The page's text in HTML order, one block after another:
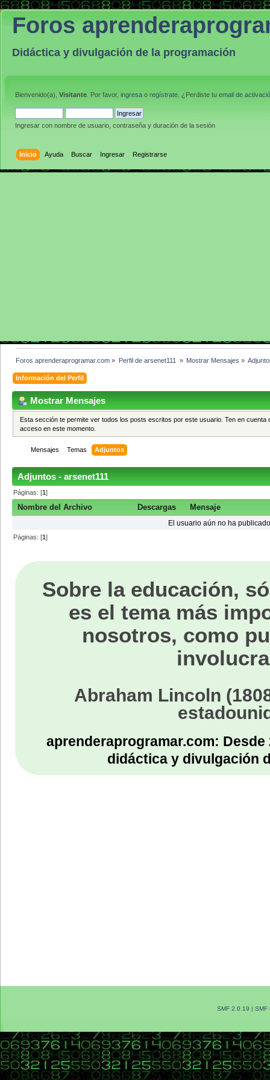
Foros
Didáctica y divulgación de la programación
Bienvenido(a), Visitante . Por favor, ingresa o regístrate . ¿Perdiste tu email de
Ingresar con nombre de usuario, contraseña y duración de la sesión
Inicio Ayuda Buscar Ingresar Registrarse
Foros aprenderaprogramar.com » Perfil de arsenet111 » Mostrar Mensajes »
Información del Perfil
Mostrar Mensajes
Esta sección te permite ver todos los posts escritos por este usuario. Ten en
acceso en este momento.
Mensajes Temas Adjuntos
Adjuntos - arsenet111
Páginas: [1]
Nombre del Archivo Descargas Mensaje
El usuario aún no ha
Páginas: [1]
Sobre la educación,
es el tema más
nosotros, como
Abraham Lincoln
aprenderaprogramar.com:
didáctica y divulgación
SMF 2.0.19 | SMF